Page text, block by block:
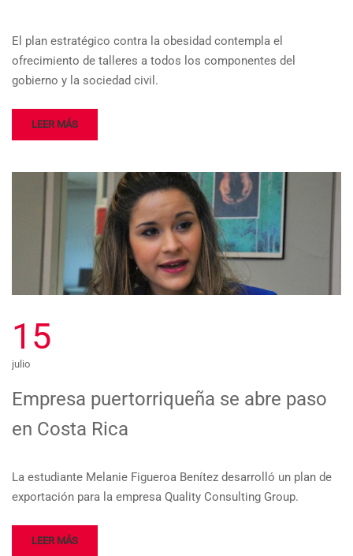
El plan estratégico contra la obesidad contempla el
ofrecimiento de talleres a todos los componentes del
gobierno y la sociedad civil.
LEER MÁS
15
julio
Empresa puertorriqueña se abre paso
en Costa Rica
La estudiante Melanie Figueroa Benítez desarrolló un plan de
exportación para la empresa Quality Consulting Group.
LEER MÁS